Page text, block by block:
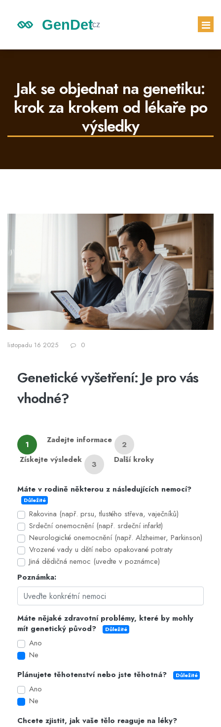
GENETICKÝ TEST
Jak se objednat na genetiku:
krok za krokem od lékaře po
výsledky
listopadu 16 2025 0
Genetické vyšetření: Je pro vás
vhodné?
1 Zadejte informace
2
Získejte výsledek
3 Další kroky
Máte v rodině některou z následujících nemocí?
Důležité
Rakovina (např. prsu, tlustého střeva, vaječníků)
Srdeční onemocnění (např. srdeční infarkt)
Neurologické onemocnění (např. Alzheimer, Parkinson)
Vrozené vady u dětí nebo opakované potraty
Jiná dědičná nemoc (uvedte v poznámce)
Poznámka:
Máte nějaké zdravotní problémy, které by mohly
mít genetický původ?
Důležité
Ano
Ne
Plánujete těhotenství nebo jste těhotná?
Důležité
Ano
Ne
Chcete zjistit, jak vaše tělo reaguje na léky?